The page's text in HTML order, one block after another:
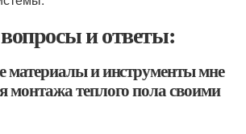
и ответы:
материалы и инструменты мне
монтажа теплого пола своими